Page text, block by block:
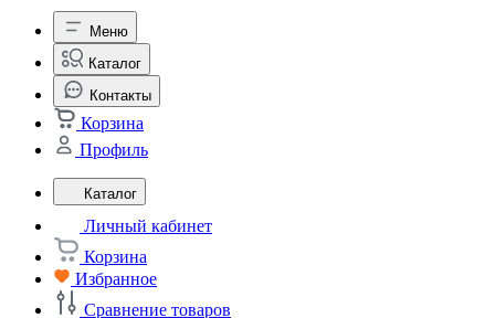
Меню
Каталог
Контакты
Корзина
Профиль
Каталог
Личный кабинет
Корзина
Избранное
Сравнение товаров